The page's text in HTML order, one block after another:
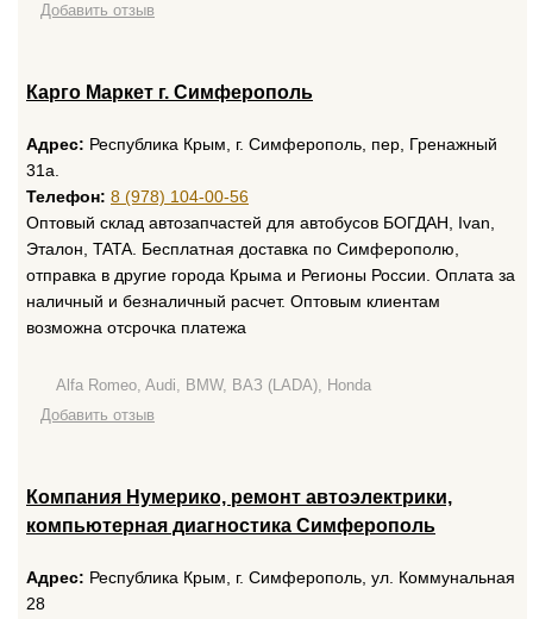
Добавить отзыв
Карго Маркет г. Симферополь
Адрес: Республика Крым, г. Симферополь, пер, Гренажный
31а.
Телефон: 8 (978) 104-00-56
Оптовый склад автозапчастей для автобусов БОГДАН, Ivan,
Эталон, TATA. Бесплатная доставка по Симферополю,
отправка в другие города Крыма и Регионы России. Оплата за
наличный и безналичный расчет. Оптовым клиентам
возможна отсрочка платежа
Alfa Romeo, Audi, BMW, ВАЗ (LADA), Honda
Добавить отзыв
Компания Нумерико, ремонт автоэлектрики,
компьютерная диагностика Симферополь
Адрес: Республика Крым, г. Симферополь, ул. Коммунальная
28